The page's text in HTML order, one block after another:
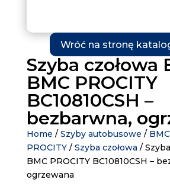
Wróć na stronę
Szyba czołowa
BMC PROCITY
BC10810CSH –
bezbarwna,
Home / Szyby autobusowe / BMC
PROCITY/ Szyba czołowa /
BMC PROCITY BC10810CSH –
ogrzewana